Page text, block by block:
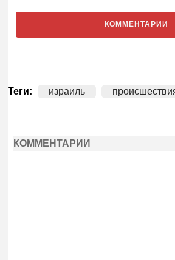
КОММЕНТАРИИ
Теги: израиль
КОММЕНТАРИИ